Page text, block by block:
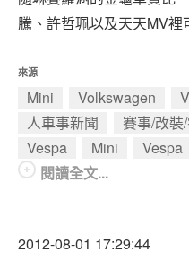
騰、許哲珮以及天天MV
來源
Mini Volkswagen
人車事新聞
賽事/改裝
Vespa
Mini
Vespa
閱讀全文...
2012-08-01 17:29:44